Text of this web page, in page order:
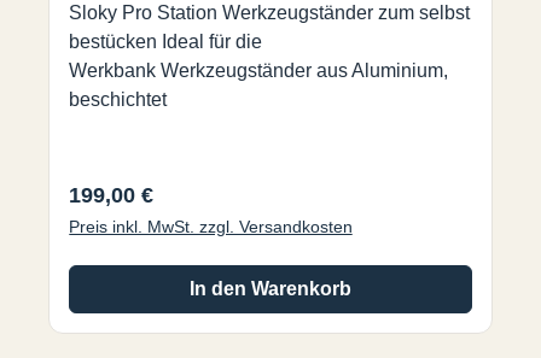
Sloky Pro Station Werkzeugständer zum selbst
bestücken Ideal für die
Werkbank Werkzeugständer aus Aluminium,
beschichtet
Regulärer Preis:
199,00 €
Preis inkl. MwSt. zzgl. Versandkosten
In den Warenkorb